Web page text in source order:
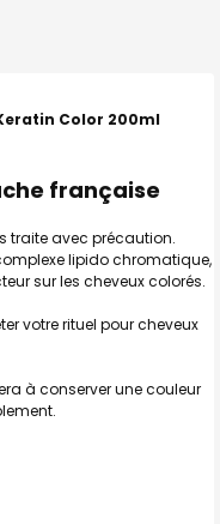
Color 200ml
française
traite avec précaution.
lipido chromatique,
sur les cheveux colorés.
votre rituel pour cheveux
à conserver une couleur